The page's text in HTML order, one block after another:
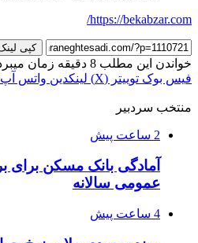
https://bekabzar.com/
کپی
خواندن این مطلب 8 دقیقه زمان میبرد
فیس بوک توییتر (X) لینکدین واتس آپ
منتخب سردبیر
2 ساعت پیش
آمادگی بانک مسکن برای
عمومی سالانه
4 ساعت پیش